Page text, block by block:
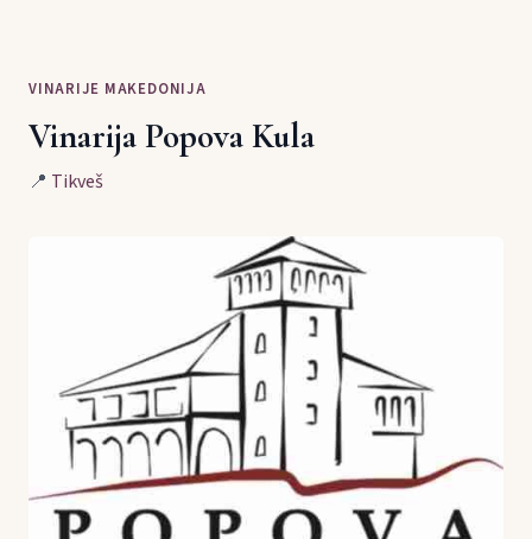
VINARIJE MAKEDONIJA
Vinarija Popova Kula
📍 Tikveš